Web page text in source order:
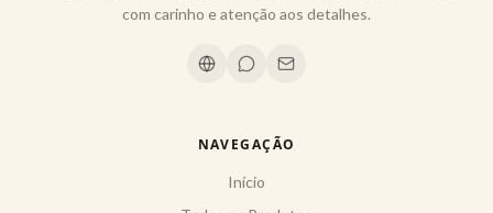
com carinho e atenção aos detalhes.
NAVEGAÇÃO
Início